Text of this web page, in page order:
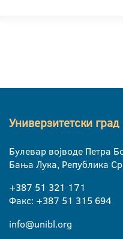
Универзитетски град
Булевар војводе Петра
Бања Лука, Република
+387 51 321 171
Факс: +387 51 315 694
info@unibl.org